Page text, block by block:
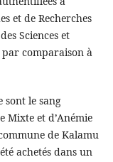
et de Recherches
Sciences et
par comparaison à
sont le sang
Mixte et d’Anémie
de Kalamu
achetés dans un